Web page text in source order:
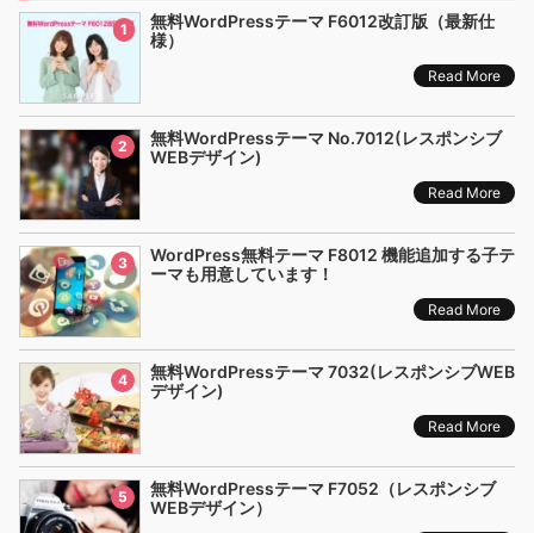
1
無料WordPressテーマ F6012改訂版（最新仕
様）
Read More
2
無料WordPressテーマ No.7012(レスポンシブ
WEBデザイン)
Read More
3
WordPress無料テーマ F8012 機能追加する子テ
ーマも用意しています！
Read More
4
無料WordPressテーマ 7032(レスポンシブWEB
デザイン)
Read More
5
無料WordPressテーマ F7052（レスポンシブ
WEBデザイン）